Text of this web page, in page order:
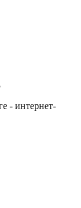
- интернет-